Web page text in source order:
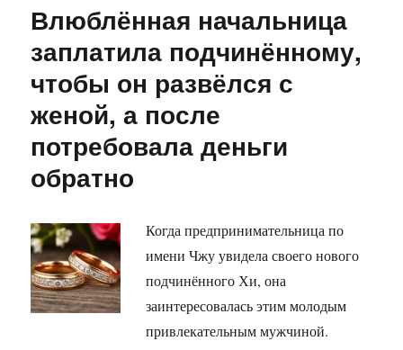
Влюблённая начальница
заплатила подчинённому,
чтобы он развёлся с
женой, а после
потребовала деньги
обратно
Когда предпринимательница по
имени Чжу увидела своего нового
подчинённого Хи, она
заинтересовалась этим молодым
привлекательным мужчиной.